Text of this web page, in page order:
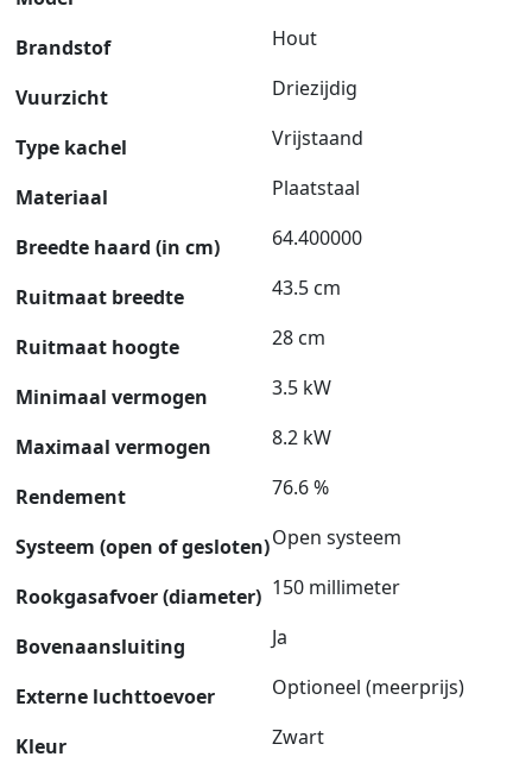
Brandstof Hout
Vuurzicht Driezijdig
Type kachel Vrijstaand
Materiaal Plaatstaal
Breedte haard (in cm) 64.400000
Ruitmaat breedte 43.5 cm
Ruitmaat hoogte 28 cm
Minimaal vermogen 3.5 kW
Maximaal vermogen 8.2 kW
Rendement 76.6 %
Systeem (open of gesloten)Open systeem
Rookgasafvoer (diameter) 150 millimeter
Bovenaansluiting Ja
Externe luchttoevoer Optioneel (meerprijs)
Kleur Zwart